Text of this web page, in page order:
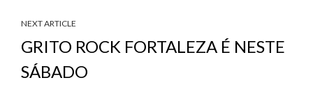
NEXT ARTICLE
GRITO ROCK FORTALEZA É NESTE
SÁBADO